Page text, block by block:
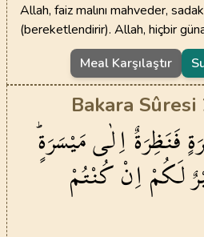
Allah, faiz malını mahveder,
(bereketlendirir). Allah, hiçbir
Meal Karşılaştır
Bakara
فَنَظِرَةٌاِلٰىمَيْسَرَةٍۜ
لَكُمْاِنْكُنْتُمْ